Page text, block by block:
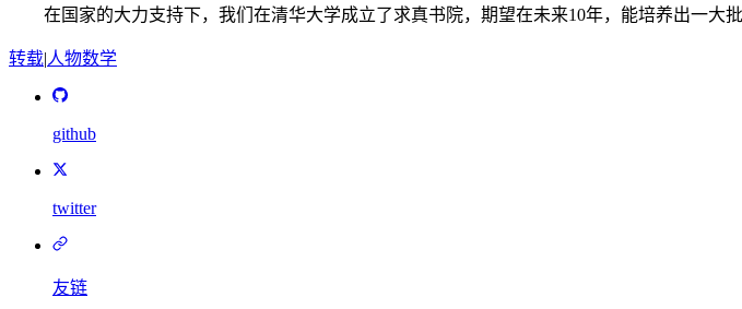
在国家的大力支持下，我们在清华大学成立了求真书院，期望在未来10年，能培养出一大
转载|人物数学
github
twitter
友链